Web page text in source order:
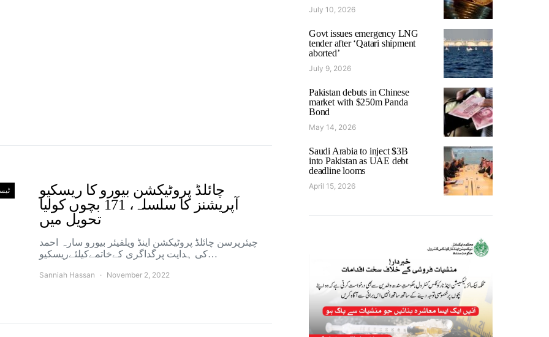
چائلڈ پروٹیکشن بیورو کا ریسکیو
آپریشنز کا سلسلہ، 171 بچوں کولیا
تحویل میں
چیئرپرسن چائلڈ پروٹیکشن اینڈ ویلفیئر بیورو سارہ احمد
کی ہدایت پرگداگری کےخاتمےکیلئےریسکیو…
Sanniah Hassan November 2, 2022
July 10, 2026
Govt issues emergency LNG
tender after ‘Qatari shipment
aborted’
July 9, 2026
Pakistan debuts in Chinese
market with $250m Panda
Bond
May 14, 2026
Saudi Arabia to inject $3B
into Pakistan as UAE debt
deadline looms
April 15, 2026